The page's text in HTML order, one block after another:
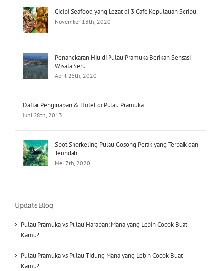
Cicipi Seafood yang Lezat di 3 Cafe Kepulauan Seribu
November 13th, 2020
Penangkaran Hiu di Pulau Pramuka Berikan Sensasi
Wisata Seru
April 25th, 2020
Daftar Penginapan & Hotel di Pulau Pramuka
Juni 28th, 2013
Spot Snorkeling Pulau Gosong Perak yang Terbaik dan
Terindah
Mei 7th, 2020
Update Blog
Pulau Pramuka vs Pulau Harapan: Mana yang Lebih Cocok Buat
Kamu?
Pulau Pramuka vs Pulau Tidung Mana yang Lebih Cocok Buat
Kamu?